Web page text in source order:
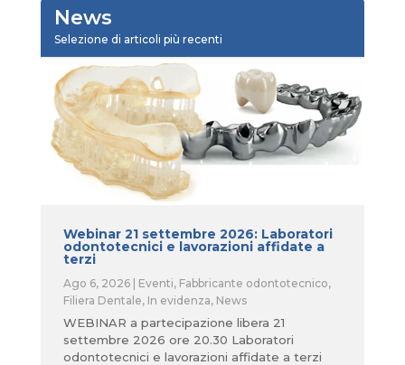
News
Selezione di articoli più recenti
Webinar 21 settembre 2026: Laboratori
odontotecnici e lavorazioni affidate a
terzi
Ago 6, 2026| Eventi, Fabbricante odontotecnico,
Filiera Dentale, In evidenza, News
WEBINAR a partecipazione libera 21
settembre 2026 ore 20.30 Laboratori
odontotecnici e lavorazioni affidate a terzi